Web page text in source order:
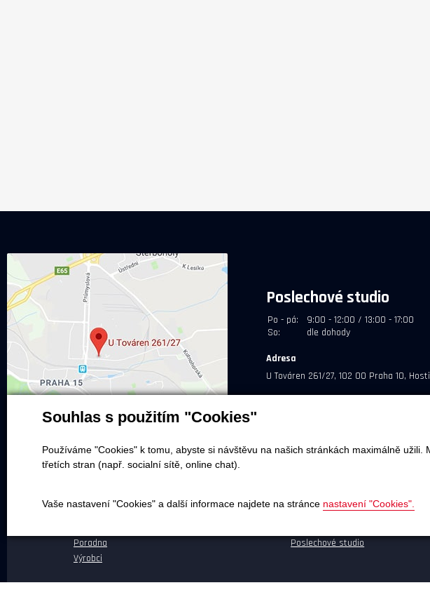
Souhlas s použitím "Cookies"
Používáme "Cookies" k tomu, abyste si návštěvu na našich stránkách maximálně
třetích stran (např. socialní sítě, online chat).
Vaše nastavení "Cookies" a další informace najdete na stránce nastavení "Cookies".
Poslechové studio
Po - pá:
9:00 - 12:00 / 13:00 - 17:00
So:
dle dohody
Adresa
U Továren 261/27, 102 00 Praha 10,
Poradna
Výrobci
Doprava a platba
Poslechové studio